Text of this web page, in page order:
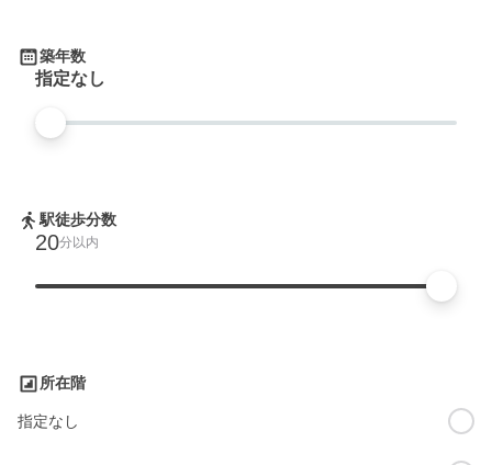
築年数
指定なし
駅徒歩分数
20分以内
所在階
指定なし